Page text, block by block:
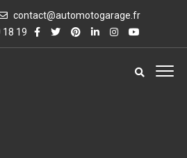
contact@automotogarage.fr
18 19